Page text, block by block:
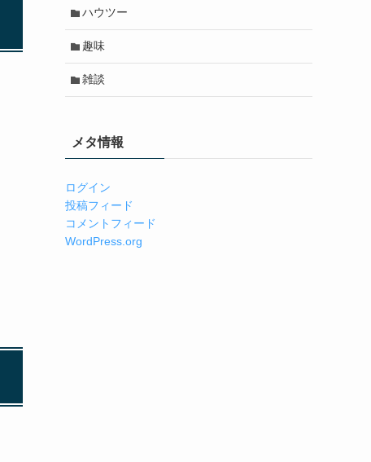
ハウツー
趣味
雑談
メタ情報
ログイン
投稿フィード
コメントフィード
WordPress.org